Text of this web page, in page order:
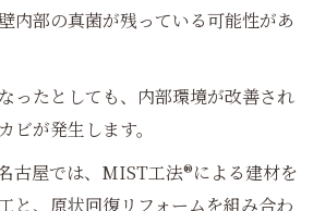
内部の真菌が残っている可能性があ
ったとしても、内部環境が改善され
ビが発生します。
古屋では、MIST工法®による建材を
と、原状回復リフォームを組み合わ